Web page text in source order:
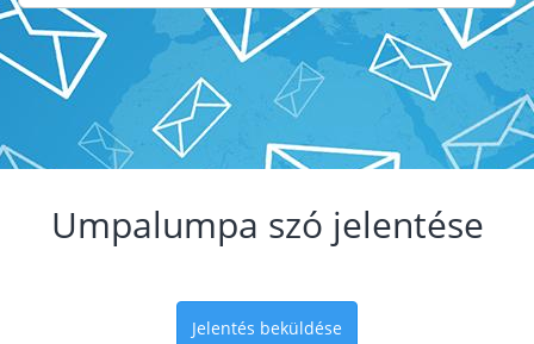
Umpalumpa szó jelentése
Jelentés beküldése